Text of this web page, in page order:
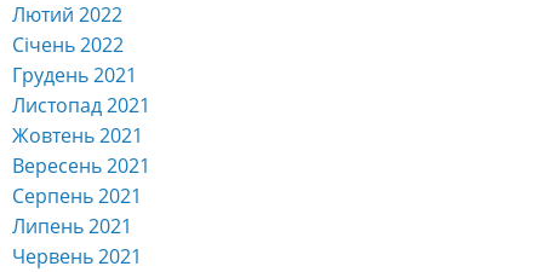
Лютий 2022
Січень 2022
Грудень 2021
Листопад 2021
Жовтень 2021
Вересень 2021
Серпень 2021
Липень 2021
Червень 2021